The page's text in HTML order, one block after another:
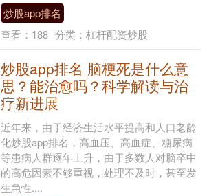
炒股app排名
查看： 188 分类： 杠杆配资炒股
炒股app排名 脑梗死是什么意
思？能治愈吗？科学解读与治
疗新进展
近年来，由于经济生活水平提高和人口老龄
化炒股app排名，高血压、高血症、糖尿病
等患病人群逐年上升，由于多数人对脑卒中
的高危因素不够重视，处理不及时，甚至发
生急性....